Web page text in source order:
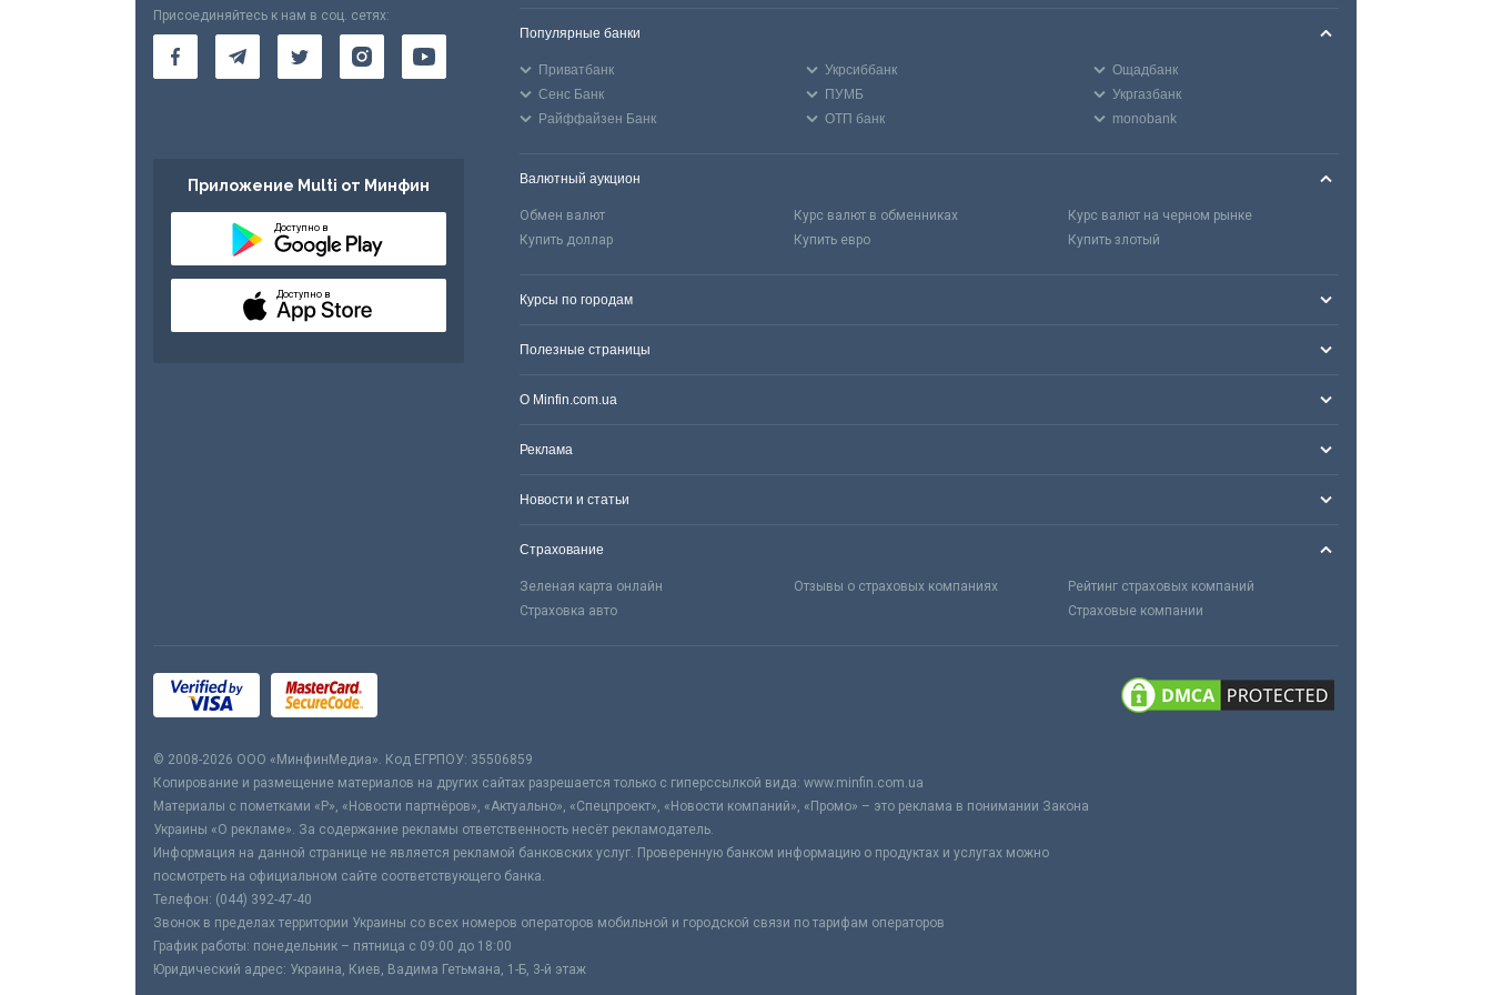
Присоединяйтесь к нам в соц. сетях:
Приложение Multi от Минфин
Доступно в
Доступно в
Популярные банки
Приватбанк Укрсиббанк
Ощадбанк
Сенс Банк
ПУМБ
Укргазбанк
Райффайзен Банк
ОТП банк monobank
Валютный аукцион
Обмен валют Курс валют в обменниках
Курс валют на черном рынке
Купить доллар
Купить евро Купить злотый
Курсы по городам
Полезные страницы
О Minfin.com.ua
Реклама
Новости и статьи
Страхование
Зеленая карта онлайн Отзывы о страховых компаниях
Рейтинг страховых компаний
Страховка авто
Страховые компании
© 2008-2026 ООО «МинфинМедиа». Код ЕГРПОУ: 35506859
Копирование и размещение материалов на других сайтах разрешается только с гиперссылкой вида: www.minfin.com.ua
Материалы с пометками «Р», «Новости партнёров», «Актуально», «Спецпроект», «Новости компаний», «Промо» – это реклама в понимании Закона
Украины «О рекламе». За содержание рекламы ответственность несёт рекламодатель.
Информация на данной странице не является рекламой банковских услуг. Проверенную банком информацию о продуктах и услугах можно
посмотреть на официальном сайте соответствующего банка.
Телефон: (044) 392-47-40
Звонок в пределах территории Украины со всех номеров операторов мобильной и городской связи по тарифам операторов
График работы: понедельник – пятница с 09:00 до 18:00
Юридический адрес: Украина, Киев, Вадима Гетьмана, 1-Б, 3-й этаж